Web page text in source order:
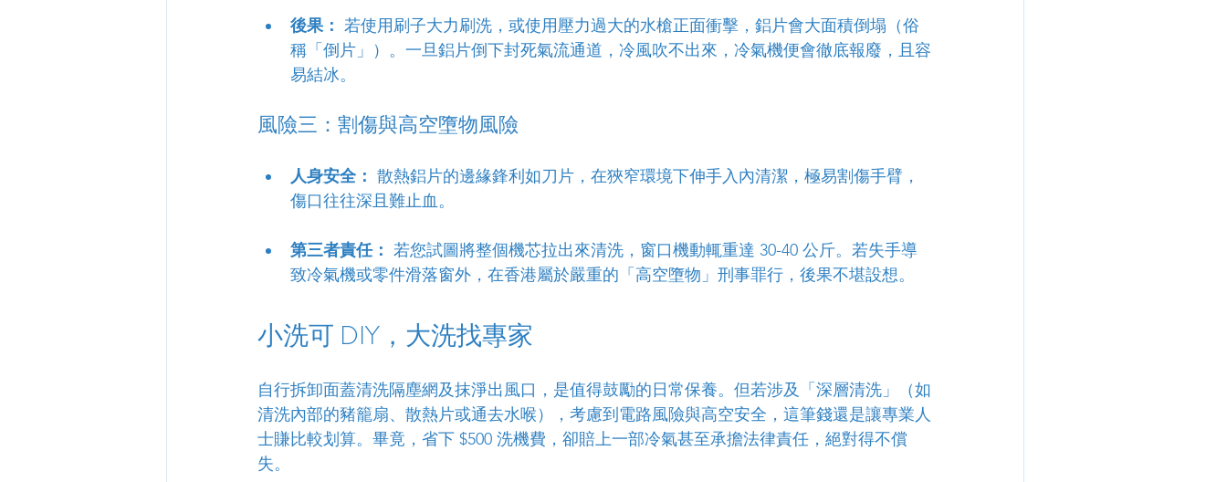
後果： 若使用刷子大力刷洗，或使用壓力過大的水槍正面衝擊，鋁片會大面積倒塌（俗
稱「倒片」）。一旦鋁片倒下封死氣流通道，冷風吹不出來，冷氣機便會徹底報廢，且容
易結冰。
風險三：割傷與高空墮物風險
人身安全： 散熱鋁片的邊緣鋒利如刀片，在狹窄環境下伸手入內清潔，極易割傷手臂，
傷口往往深且難止血。
第三者責任： 若您試圖將整個機芯拉出來清洗，窗口機動輒重達 30-40 公斤。若失手導
致冷氣機或零件滑落窗外，在香港屬於嚴重的「高空墮物」刑事罪行，後果不堪設想。
小洗可 DIY，大洗找專家
自行拆卸面蓋清洗隔塵網及抹淨出風口，是值得鼓勵的日常保養。但若涉及「深層清洗」（如
清洗內部的豬籠扇、散熱片或通去水喉），考慮到電路風險與高空安全，這筆錢還是讓專業人
士賺比較划算。畢竟，省下 $500 洗機費，卻賠上一部冷氣甚至承擔法律責任，絕對得不償
失。